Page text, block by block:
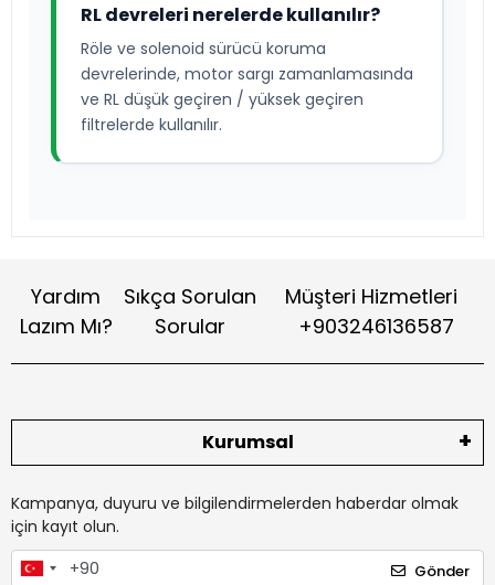
RL devreleri nerelerde kullanılır?
Röle ve solenoid sürücü koruma
devrelerinde, motor sargı zamanlamasında
ve RL düşük geçiren / yüksek geçiren
filtrelerde kullanılır.
Yardım
Lazım Mı?
Sıkça Sorulan
Sorular
Müşteri Hizmetleri
+903246136587
Kurumsal
Kampanya, duyuru ve bilgilendirmelerden haberdar olmak
için kayıt olun.
Gönder